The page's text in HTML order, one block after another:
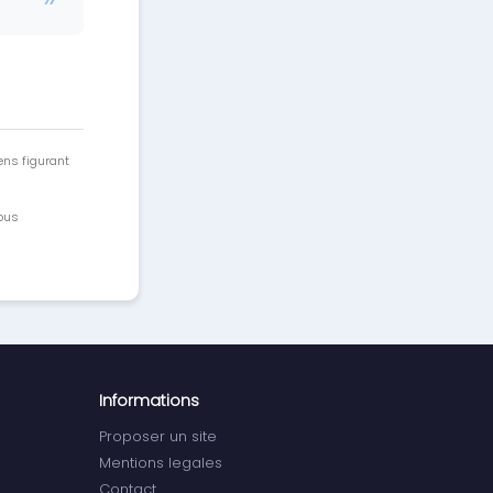
figurant
Informations
Proposer un site
Mentions legales